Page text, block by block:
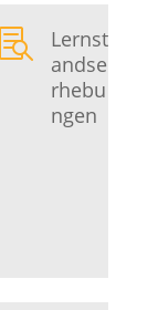

Lernst
andse
rhebu
ngen